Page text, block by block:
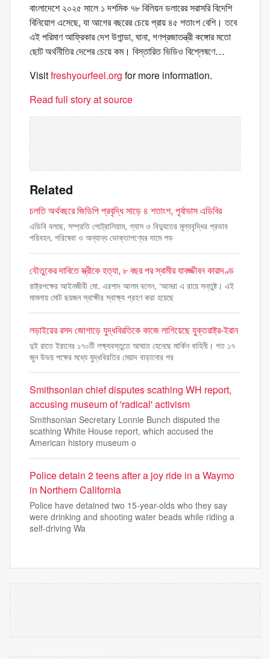
বাংলাদেশে ২০২৫ সালে ১ দশমিক ৭৮ বিলিয়ন ডলারের সরাসরি বিদেশি
বিনিয়োগ এসেছে, যা আগের বছরের চেয়ে প্রায় ৪৫ শতাংশ বেশি। তবে
এই পরিমাণ আফ্রিকার দেশ উগান্ডা, ঘানা, গণপ্রজাতন্ত্রী কঙ্গোর মতো
ছোট অর্থনীতির দেশের চেয়ে কম। বিস্তারিত ভিডিও বিশ্লেষণে…
Visitfreshyourfeel.org for more information.
Read full story at source
Related
চলতি অর্থবছরে জিডিপি প্রবৃদ্ধি সাড়ে ৪ শতাংশ, পূর্বাভাস এডিবির
এডিবি বলছে, সম্প্রতি পেট্রোলিয়াম, গ্যাস ও বিদ্যুতের মূল্যবৃদ্ধির প্রভাব
পরিবহন, পরিষেবা ও অন্যান্য ভোক্তাপণ্যের দামে পড
যৌতুকের দাবিতে স্ত্রীকে হত্যা, ৮ বছর পর স্বামীর যাবজ্জীবন কারাদণ্ড
রাষ্ট্রপক্ষের আইনজীবী মো. এরশাদ আলম বলেন, ‘আমরা এ রায়ে সন্তুষ্ট। এই
মামলায় মোট ছয়জন স্বাক্ষীর স্বাক্ষ্য গ্রহণ করা হয়েছে
লড়াইয়ের রসদ জোগাড়ে যুদ্ধবিরতিকে কাজে লাগিয়েছে যুক্তরাষ্ট্র-ইরান
দুই রাতে ইরানের ১৭০টি লক্ষ্যবস্তুতে আঘাত হেনেছে মার্কিন বাহিনী। গত ১৭
জুন উভয় পক্ষের মধ্যে যুদ্ধবিরতির মেয়াদ বাড়ানোর পর
Smithsonian chief disputes scathing WH report,
accusing museum of 'radical' activism
Smithsonian Secretary Lonnie Bunch disputed the
scathing White House report, which accused the
American history museum o
Police detain 2 teens after a joy ride in a Waymo
in Northern California
Police have detained two 15-year-olds who they say
were drinking and shooting water beads while riding a
self-driving Wa